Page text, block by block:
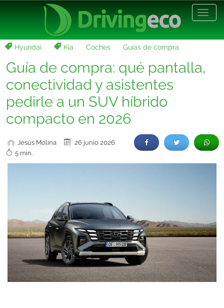
Hyundai Kia Coches Guías de compra
Guía de compra: qué pantalla,
conectividad y asistentes
pedirle a un SUV híbrido
compacto en 2026
Jesús Molina
26 junio 2026
5 min.